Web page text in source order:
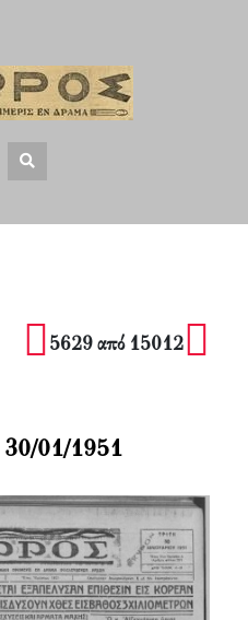
5629 από 15012
30/01/1951